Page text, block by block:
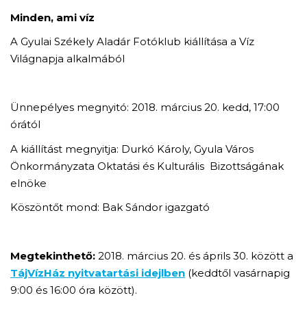
Minden, ami víz
A Gyulai Székely Aladár Fotóklub kiállítása a Víz
Világnapja alkalmából
Ünnepélyes megnyitó: 2018. március 20. kedd, 17:00
órától
A kiállítást megnyitja: Durkó Károly, Gyula Város
Önkormányzata Oktatási és Kulturális Bizottságának
elnöke
Köszöntőt mond: Bak Sándor igazgató
Megtekinthető: 2018. március 20. és áprils 30. között a
TájVízHáz nyitvatartási idejlben (keddtől vasárnapig
9:00 és 16:00 óra között).